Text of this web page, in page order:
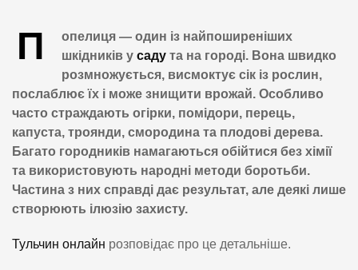
П
опелиця — один із найпоширеніших
шкідників у саду та на городі. Вона швидко
розмножується, висмоктує сік із рослин,
послаблює їх і може знищити врожай. Особливо
часто страждають огірки, помідори, перець,
капуста, троянди, смородина та плодові дерева.
Багато городників намагаються обійтися без хімії
та використовують народні методи боротьби.
Частина з них справді дає результат, але деякі лише
створюють ілюзію захисту.
Тульчин онлайн розповідає про це детальніше.